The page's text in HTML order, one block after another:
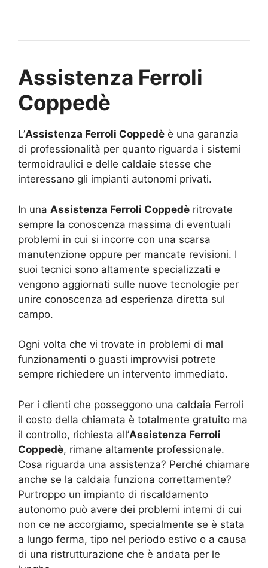
Assistenza Ferroli
Coppedè
L’Assistenza Ferroli Coppedè è una garanzia
di professionalità per quanto riguarda i sistemi
termoidraulici e delle caldaie stesse che
interessano gli impianti autonomi privati.
In una Assistenza Ferroli Coppedè ritrovate
sempre la conoscenza massima di eventuali
problemi in cui si incorre con una scarsa
manutenzione oppure per mancate revisioni. I
suoi tecnici sono altamente specializzati e
vengono aggiornati sulle nuove tecnologie per
unire conoscenza ad esperienza diretta sul
campo.
Ogni volta che vi trovate in problemi di mal
funzionamenti o guasti improvvisi potrete
sempre richiedere un intervento immediato.
Per i clienti che posseggono una caldaia Ferroli
il costo della chiamata è totalmente gratuito ma
il controllo, richiesta all’Assistenza Ferroli
Coppedè, rimane altamente professionale.
Cosa riguarda una assistenza? Perché chiamare
anche se la caldaia funziona correttamente?
Purtroppo un impianto di riscaldamento
autonomo può avere dei problemi interni di cui
non ce ne accorgiamo, specialmente se è stata
a lungo ferma, tipo nel periodo estivo o a causa
di una ristrutturazione che è andata per le